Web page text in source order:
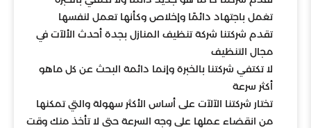
تغمل باجتهاد دائمًا وإخلاص وكأنها تعمل لنفسها
تقدم شركتنا شركة تنظيف المنازل بجدة أحدث الألآت في
مجال التنظيف
لا تكتفي شركتنا بالخبرة وإنما دائمة البحث عن كل ماهو
أكثر سرعة
تختار شركتنا الآلآت على أساس الأكثر سهولة والتي تمكنها
من انقضاء عملها على وجه السرعة حتى لا تأخذ منك وقت